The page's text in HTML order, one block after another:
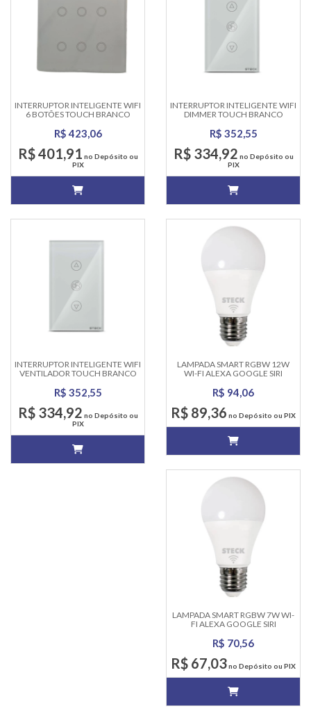
INTERRUPTOR INTELIGENTE WIFI
6 BOTÕES TOUCH BRANCO
R$ 423,06
R$ 401,91 no Depósito ou
PIX
INTERRUPTOR INTELIGENTE WIFI
DIMMER TOUCH BRANCO
R$ 352,55
R$ 334,92 no Depósito ou
PIX
INTERRUPTOR INTELIGENTE WIFI
VENTILADOR TOUCH BRANCO
R$ 352,55
R$ 334,92 no Depósito ou
PIX
LAMPADA SMART RGBW 12W
WI-FI ALEXA GOOGLE SIRI
R$ 94,06
R$ 89,36 no Depósito ou PIX
LAMPADA SMART RGBW 7W WI-
FI ALEXA GOOGLE SIRI
R$ 70,56
R$ 67,03no Depósito ou PIX